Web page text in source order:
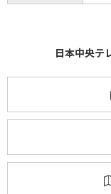
日本中央テ